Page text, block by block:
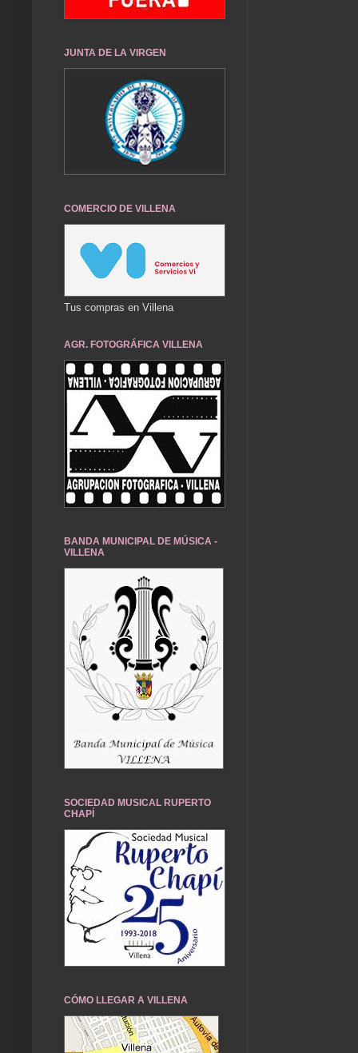
JUNTA DE LA VIRGEN
COMERCIO DE VILLENA
Tus compras en Villena
AGR. FOTOGRÁFICA VILLENA
BANDA MUNICIPAL DE MÚSICA -
VILLENA
SOCIEDAD MUSICAL RUPERTO
CHAPÍ
CÓMO LLEGAR A VILLENA